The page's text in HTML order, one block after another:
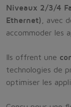
Niveaux 2/3/4
Ethernet)
, avec
accommoder les
Ils offrent une
technologies de
optimiser les